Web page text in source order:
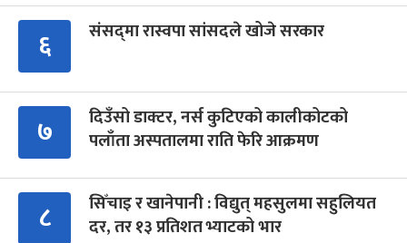
६ संसद्‍मा रास्वपा सांसदले खोजे सरकार
७
दिउँसो डाक्टर, नर्स कुटिएको कालीकोटको
पलाँता अस्पतालमा राति फेरि आक्रमण
८
सिँचाइ र खानेपानी : विद्युत् महसुलमा सहुलियत
दर, तर १३ प्रतिशत भ्याटको भार